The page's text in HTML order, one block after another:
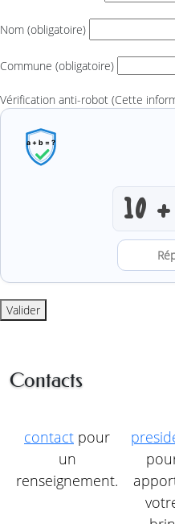
Nom (obligatoire)
Commune (obligatoire)
Vérification anti-robot (Cette
Valider
Contacts
contact pour
un
renseignement.